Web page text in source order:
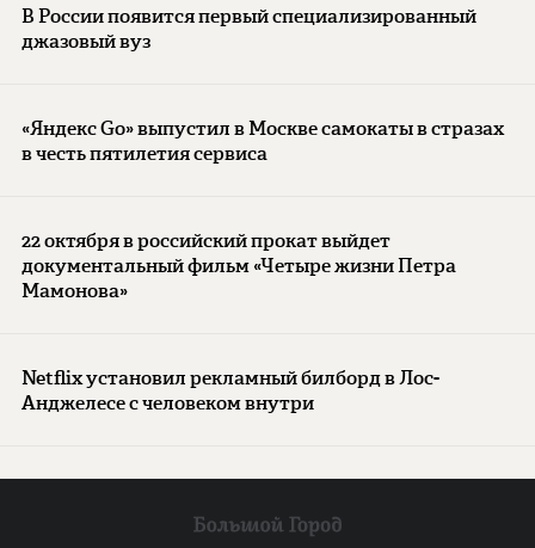
В России появится первый специализированный
джазовый вуз
«Яндекс Go» выпустил в Москве самокаты в стразах
в честь пятилетия сервиса
22 октября в российский прокат выйдет
документальный фильм «Четыре жизни Петра
Мамонова»
Netflix установил рекламный билборд в Лос-
Анджелесе с человеком внутри